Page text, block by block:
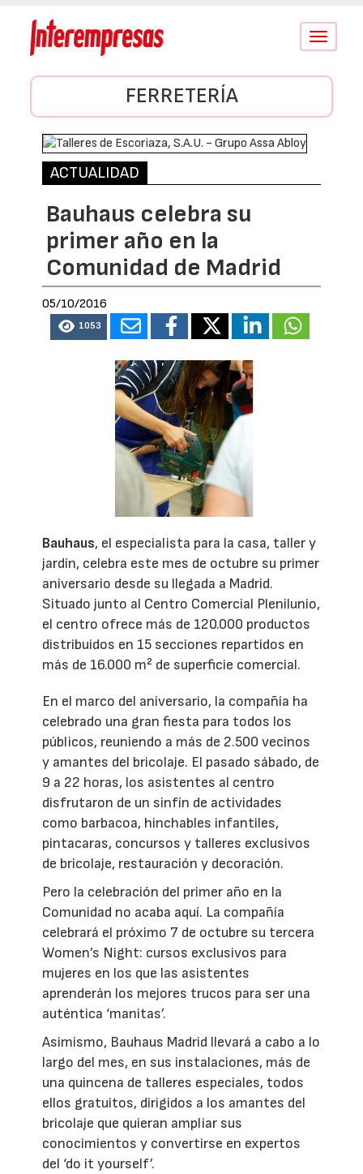
Conmutar
FERRETERÍA
ACTUALIDAD
Bauhaus celebra su
primer año en la
Comunidad de Madrid
05/10/2016
1053
Bauhaus, el especialista para la casa, taller y
jardín, celebra este mes de octubre su primer
aniversario desde su llegada a Madrid.
Situado junto al Centro Comercial Plenilunio,
el centro ofrece más de 120.000 productos
distribuidos en 15 secciones repartidos en
más de 16.000 m² de superficie comercial.
En el marco del aniversario, la compañía ha
celebrado una gran fiesta para todos los
públicos, reuniendo a más de 2.500 vecinos
y amantes del bricolaje. El pasado sábado, de
9 a 22 horas, los asistentes al centro
disfrutaron de un sinfín de actividades
como barbacoa, hinchables infantiles,
pintacaras, concursos y talleres exclusivos
de bricolaje, restauración y decoración.
Pero la celebración del primer año en la
Comunidad no acaba aquí. La compañía
celebrará el próximo 7 de octubre su tercera
Women’s Night: cursos exclusivos para
mujeres en los que las asistentes
aprenderán los mejores trucos para ser una
auténtica ‘manitas’.
Asimismo, Bauhaus Madrid llevará a cabo a lo
largo del mes, en sus instalaciones, más de
una quincena de talleres especiales, todos
ellos gratuitos, dirigidos a los amantes del
bricolaje que quieran ampliar sus
conocimientos y convertirse en expertos
del ‘do it yourself’.